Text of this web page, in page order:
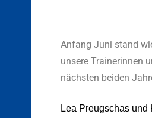
Anfang Juni stand
unsere Trainerinnen
nächsten beiden
Lea Preugschas